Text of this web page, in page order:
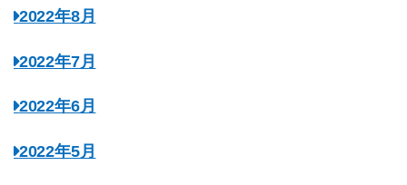
2022年8月
2022年7月
2022年6月
2022年5月